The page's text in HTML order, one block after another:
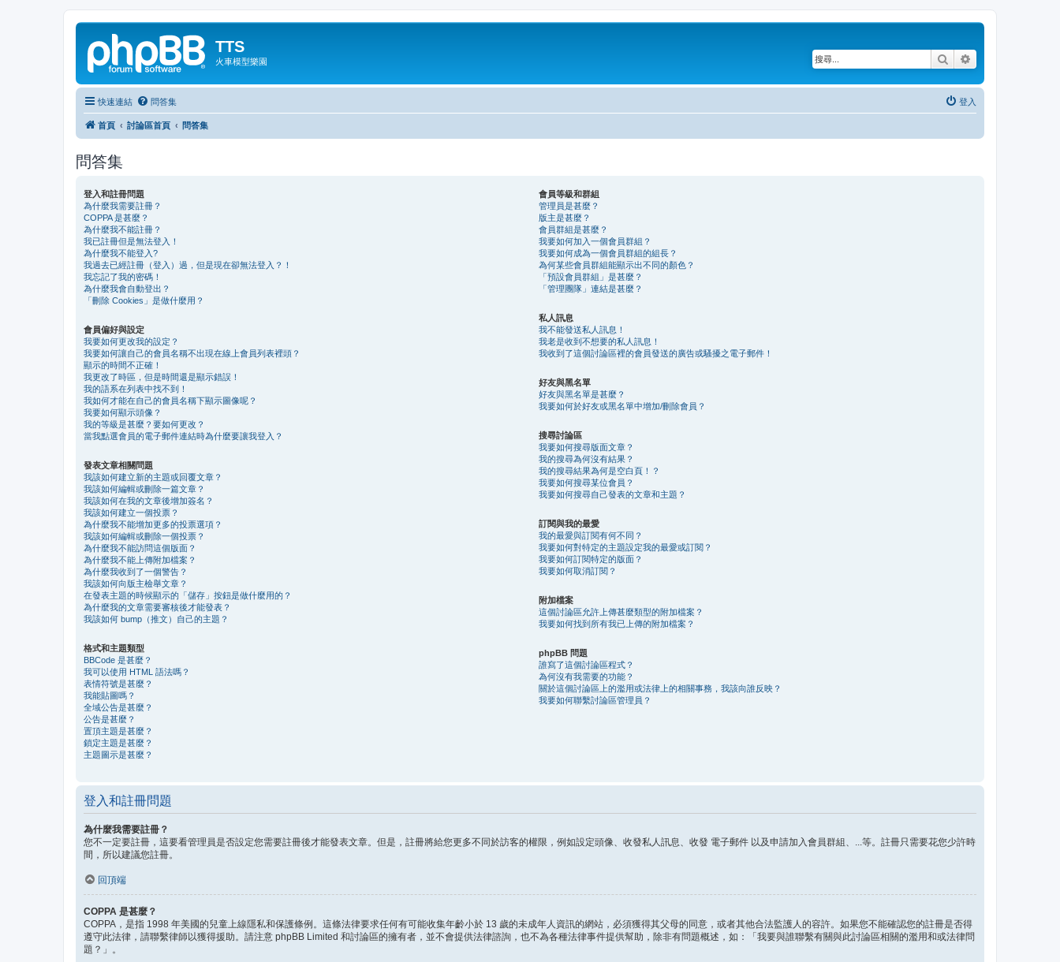
TTS
火車模型樂園 搜尋
快速連結 問答集 登入
首頁 討論區首頁 問答集
問答集
登入和註冊問題
為什麼我需要註冊？
COPPA 是甚麼？
為什麼我不能註冊？
我已註冊但是無法登入！
為什麼我不能登入?
我過去已經註冊（登入）過，但是現在卻無法登入？！
我忘記了我的密碼！
為什麼我會自動登出？
「刪除 Cookies」是做什麼用？
會員偏好與設定
我要如何更改我的設定？
我要如何讓自己的會員名稱不出現在線上會員列表裡頭？
顯示的時間不正確！
我更改了時區，但是時間還是顯示錯誤！
我的語系在列表中找不到！
我如何才能在自己的會員名稱下顯示圖像呢？
我要如何顯示頭像？
我的等級是甚麼？要如何更改？
當我點選會員的電子郵件連結時為什麼要讓我登入？
發表文章相關問題
我該如何建立新的主題或回覆文章？
我該如何編輯或刪除一篇文章？
我該如何在我的文章後增加簽名？
我該如何建立一個投票？
為什麼我不能增加更多的投票選項？
我該如何編輯或刪除一個投票？
為什麼我不能訪問這個版面？
為什麼我不能上傳附加檔案？
為什麼我收到了一個警告？
我該如何向版主檢舉文章？
在發表主題的時候顯示的「儲存」按鈕是做什麼用的？
為什麼我的文章需要審核後才能發表？
我該如何 bump（推文）自己的主題？
格式和主題類型
BBCode 是甚麼？
我可以使用 HTML 語法嗎？
表情符號是甚麼？
我能貼圖嗎？
全域公告是甚麼？
公告是甚麼？
置頂主題是甚麼？
鎖定主題是甚麼？
主題圖示是甚麼？
會員等級和群組
管理員是甚麼？
版主是甚麼？
會員群組是甚麼？
我要如何加入一個會員群組？
我要如何成為一個會員群組的組長？
為何某些會員群組能顯示出不同的顏色？
「預設會員群組」是甚麼？
「管理團隊」連結是甚麼？
私人訊息
我不能發送私人訊息！
我老是收到不想要的私人訊息！
我收到了這個討論區裡的會員發送的廣告或騷擾之電子郵件！
好友與黑名單
好友與黑名單是甚麼？
我要如何於好友或黑名單中增加/刪除會員？
搜尋討論區
我要如何搜尋版面文章？
我的搜尋為何沒有結果？
我的搜尋結果為何是空白頁！？
我要如何搜尋某位會員？
我要如何搜尋自己發表的文章和主題？
訂閱與我的最愛
我的最愛與訂閱有何不同？
我要如何對特定的主題設定我的最愛或訂閱？
我要如何訂閱特定的版面？
我要如何取消訂閱？
附加檔案
這個討論區允許上傳甚麼類型的附加檔案？
我要如何找到所有我已上傳的附加檔案？
phpBB 問題
誰寫了這個討論區程式？
為何沒有我需要的功能？
關於這個討論區上的濫用或法律上的相關事務，我該向誰反映？
我要如何聯繫討論區管理員？
登入和註冊問題
為什麼我需要註冊？
您不一定要註冊，這要看管理員是否設定您需要註冊後才能發表文章。但是，註冊將給您更多不同於訪客的權限，例如設定頭像、收發私人訊息、收發 電子郵件 以及申請加入會員群組、...等。註冊只需要花您少許時
間，所以建議您註冊。
回頂端
COPPA 是甚麼？
COPPA，是指 1998 年美國的兒童上線隱私和保護條例。這條法律要求任何有可能收集年齡小於 13 歲的未成年人資訊的網站，必須獲得其父母的同意，或者其他合法監護人的容許。如果您不能確認您的註冊是否得
遵守此法律，請聯繫律師以獲得援助。請注意 phpBB Limited 和討論區的擁有者，並不會提供法律諮詢，也不為各種法律事件提供幫助，除非有問題概述，如：「我要與誰聯繫有關與此討論區相關的濫用和或法律問
題？」。